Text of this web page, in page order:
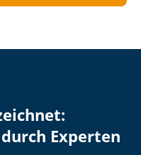
Experten